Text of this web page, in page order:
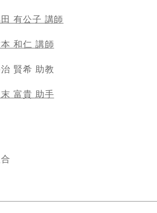
有公子 講師
和仁 講師
賢希 助教
富貴 助手